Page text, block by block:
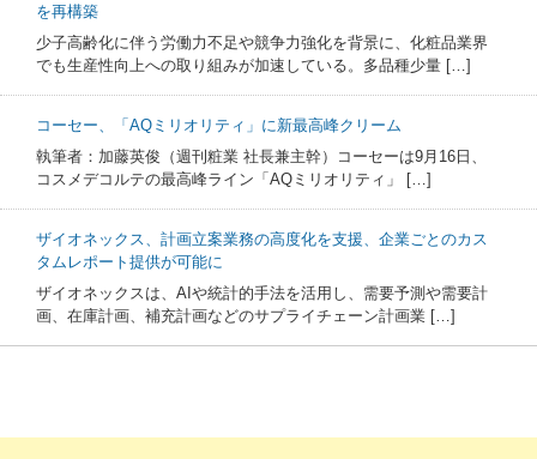
を再構築
少子高齢化に伴う労働力不足や競争力強化を背景に、化粧品業界
でも生産性向上への取り組みが加速している。多品種少量 […]
コーセー、「AQミリオリティ」に新最高峰クリーム
執筆者：加藤英俊（週刊粧業 社長兼主幹）コーセーは9月16日、
コスメデコルテの最高峰ライン「AQミリオリティ」 […]
ザイオネックス、計画立案業務の高度化を支援、企業ごとのカス
タムレポート提供が可能に
ザイオネックスは、AIや統計的手法を活用し、需要予測や需要計
画、在庫計画、補充計画などのサプライチェーン計画業 […]